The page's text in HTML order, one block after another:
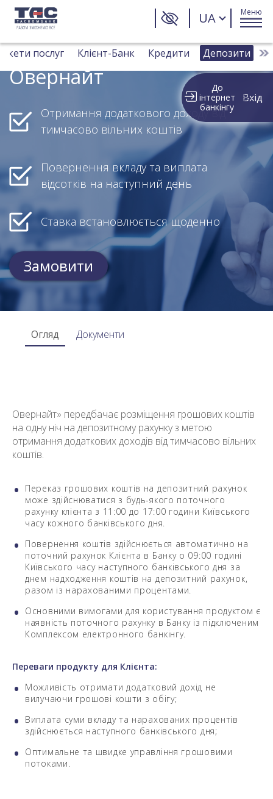
UA Меню
До
інтернет
банкінгу
Вхід
послуг Клієнт-Банк Кредити Депозити
Овернайт
Отримання додаткового доходу від
тимчасово вільних коштів
Повернення вкладу та виплата
відсотків на наступний день
Ставка встановлюється щоденно
Замовити
Огляд Документи
Овернайт» передбачає розміщення грошових коштів
на одну ніч на депозитному рахунку з метою
отримання додаткових доходів від тимчасово вільних
коштів.
Переказ грошових коштів на депозитний рахунок
може здійснюватися з будь-якого поточного
рахунку клієнта з 11:00 до 17:00 години Київського
часу кожного банківського дня.
Повернення коштів здійснюється автоматично на
поточний рахунок Клієнта в Банку о 09:00 годині
Київського часу наступного банківського дня за
днем надходження коштів на депозитний рахунок,
разом із нарахованими процентами.
Основними вимогами для користування продуктом є
наявність поточного рахунку в Банку із підключеним
Комплексом електронного банкінгу.
Переваги продукту для Клієнта:
Можливість отримати додатковий дохід не
вилучаючи грошові кошти з обігу;
Виплата суми вкладу та нарахованих процентів
здійснюється наступного банківського дня;
Оптимальне та швидке управління грошовими
потоками.